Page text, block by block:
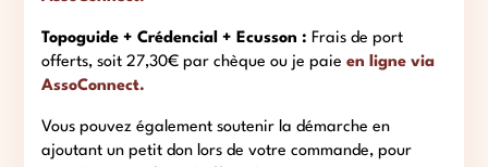
Topoguide + Crédencial + Ecusson : Frais de port
offerts, soit 27,30€ par chèque ou je paieen ligne via
AssoConnect.
Vous pouvez également soutenir la démarche en
ajoutant un petit don lors de votre commande, pour